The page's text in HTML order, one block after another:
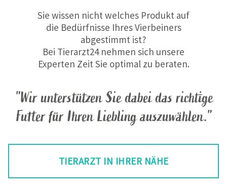
"Wir unterstützen Sie dabei das richtige
Futter für Ihren Liebling auszuwählen."
Sie wissen nicht welches Produkt auf
die Bedürfnisse Ihres Vierbeiners
abgestimmt ist?
Bei Tierarzt24 nehmen sich unsere
Experten Zeit Sie optimal zu beraten.
TIERARZT IN IHRER NÄHE